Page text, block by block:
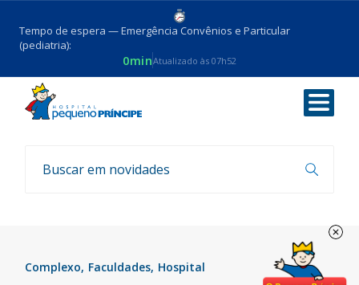
Tempo de espera — Emergência Convênios e Particular
(pediatria):
0minAtualizado às 07h52
Voltar
Notícias
Complexo Faculdades Hospital